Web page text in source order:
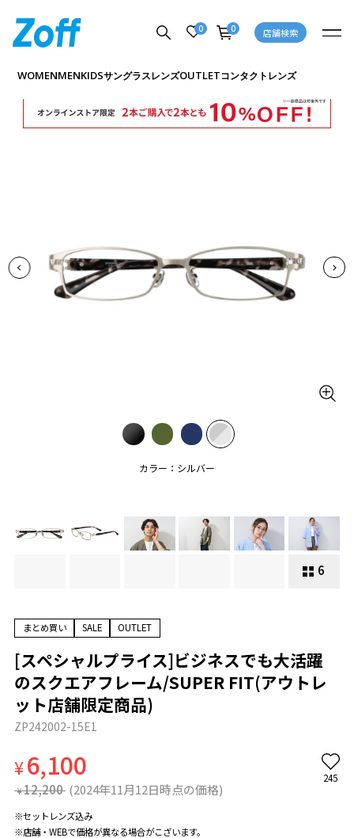
0 0 店舗検索
WOMENMENKIDSサングラスレンズOUTLETコンタクトレンズ
カラー：シルバー
6
商品詳細ページへ
まとめ買い SALE OUTLET
[スペシャルプライス]ビジネスでも大活躍
のスクエアフレーム/SUPER FIT(アウトレ
ット店舗限定商品)
ZP242002-15E1
¥6,100
¥ 12,200 (2024年11月12日時点の価格)
245
※セットレンズ込み
※店舗・WEBで価格が異なる場合がこざいます。